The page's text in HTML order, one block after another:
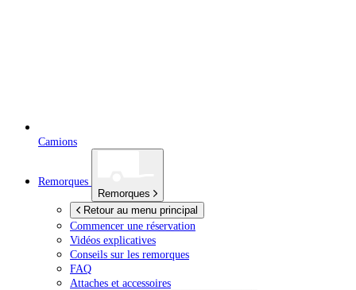
Camions
Remorques
Remorques
Retour au menu principal
Commencer une réservation
Vidéos explicatives
Conseils sur les remorques
FAQ
Attaches et accessoires